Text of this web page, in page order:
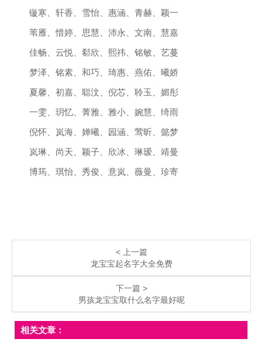
镟寒、轩香、雪怡、惠涵、青赫、颖一
苇雁、惜婷、思慧、沛永、文南、慧嘉
佳畅、云悦、郗欣、熙祎、铭敏、艺蔓
梦泽、铭素、和巧、琦惠、燕佑、曦娇
夏馨、初嘉、聪汶、倪芯、聆玉、媚彤
一雯、玥忆、菁雅、雅小、婉慧、绮雨
倪怀、岚海、婵曦、园涵、莺昕、懿梦
岚琳、尚天、颖子、欣冰、琳瑷、靖曼
博筠、琪怡、秀俊、意岚、薇曼、珍寄
< 上一篇
龙宝宝起名字大全免费
下一篇 >
男孩龙宝宝取什么名字最好呢
相关文章：